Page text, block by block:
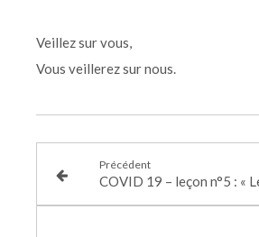
Veillez sur vous,
Vous veillerez sur nous.
Précédent